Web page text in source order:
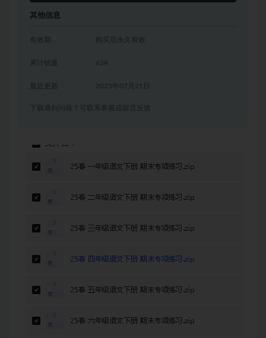
其他信息
有效期 购买后永久有效
累计销量 624
2025年07月21日
下载遇到问题？可联系客服或留言反馈